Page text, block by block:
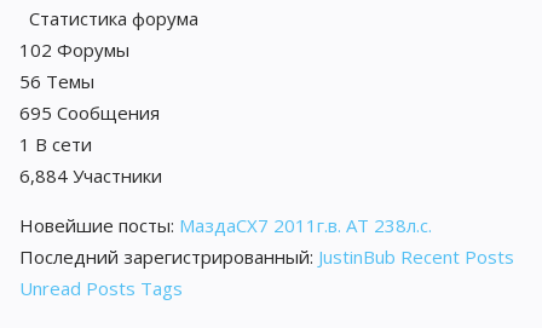
Статистика форума
102 Форумы
56 Темы
695 Сообщения
1 В сети
6,884 Участники
Новейшие посты: МаздаCX7 2011г.в. АТ 238л.с.
Последний зарегистрированный: JustinBub Recent Posts
Unread Posts Tags